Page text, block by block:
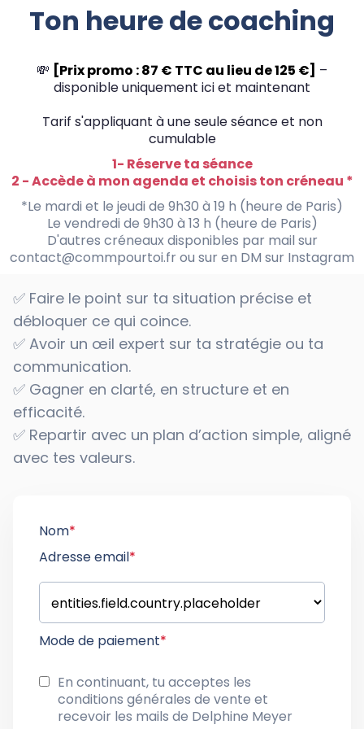
Ton heure de coaching
💸 [Prix promo : 87 € TTC au lieu de 125 €] –
disponible uniquement ici et maintenant
Tarif s'appliquant à une seule séance et non
cumulable
1- Réserve ta séance
2 - Accède à mon agenda et choisis ton créneau *
*Le mardi et le jeudi de 9h30 à 19 h (heure de Paris)
Le vendredi de 9h30 à 13 h (heure de Paris)
D'autres créneaux disponibles par mail sur
contact@commpourtoi.frou sur en DM sur Instagram
✅ Faire le point sur ta situation précise et
débloquer ce qui coince.
✅ Avoir un œil expert sur ta stratégie ou ta
communication.
✅ Gagner en clarté, en structure et en
efficacité.
✅ Repartir avec un plan d’action simple, aligné
avec tes valeurs.
Nom*
Adresse email*
Mode de paiement*
En continuant, tu acceptes les
conditions générales de vente et
recevoir les mails de Delphine Meyer